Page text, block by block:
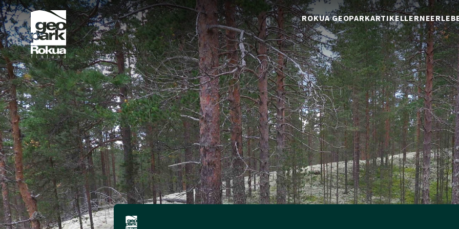
ROKUA GEOPARKARTIKELLERNE